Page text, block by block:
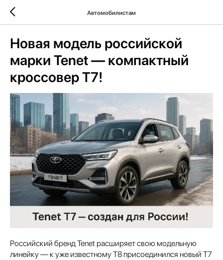
Автомобилистам
Новая модель российской
марки Tenet — компактный
кроссовер T7!
Российский бренд Tenet расширяет свою модельную
линейку — к уже известному T8 присоединился новый T7